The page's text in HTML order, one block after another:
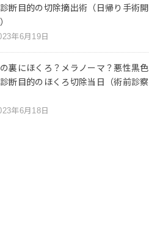
断目的の切除摘出術（日帰り手術開
年6月19日
裏にほくろ？メラノーマ？悪性黒色
断目的のほくろ切除当日（術前診察
年6月18日